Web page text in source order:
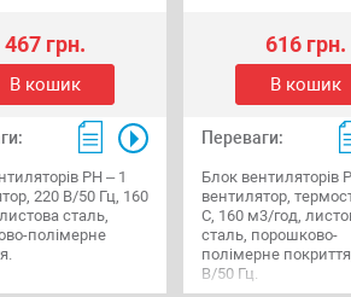
467 грн.
В кошик
РН – 1
220 В/50 Гц, 160
сталь,
полімерне
616 грн.
В кошик
Переваги:
Блок вентиляторів
вентилятор,
С, 160 м3/год,
сталь, порошково-
полімерне
В/50 Гц.